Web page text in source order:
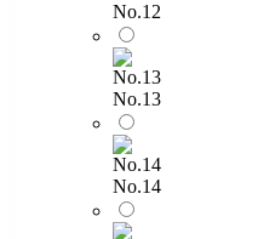
No.12
No.13
No.14